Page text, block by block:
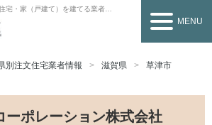
家（戸建て）を建てる業者を探すなら
MENU
別注文住宅業者情報 滋賀県 草津市
ーポレーション株式会社